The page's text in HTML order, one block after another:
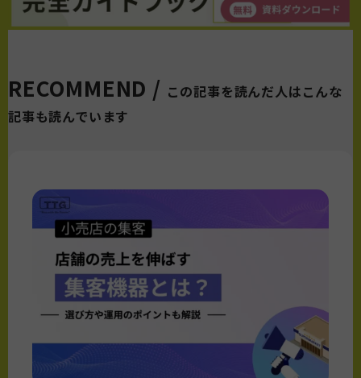
RECOMMEND / この記事を読んだ人はこんな
記事も読んでいます